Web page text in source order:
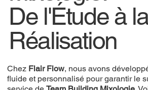
De l'Étude à
Réalisation
Chez Flair Flow, nous avons
fluide et personnalisé pour garantir le